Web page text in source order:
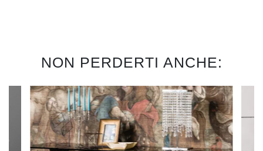
NON PERDERTI ANCHE: